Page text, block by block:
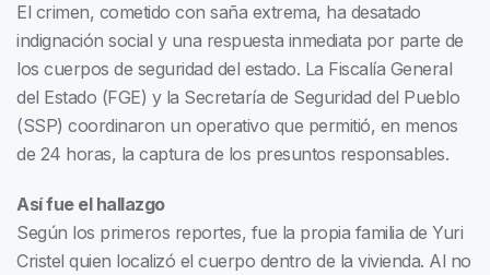
El crimen, cometido con saña extrema, ha desatado
indignación social y una respuesta inmediata por parte de
los cuerpos de seguridad del estado. La Fiscalía General
del Estado (FGE) y la Secretaría de Seguridad del Pueblo
(SSP) coordinaron un operativo que permitió, en menos
de 24 horas, la captura de los presuntos responsables.
Así fue el hallazgo
Según los primeros reportes, fue la propia familia de Yuri
Cristel quien localizó el cuerpo dentro de la vivienda. Al no